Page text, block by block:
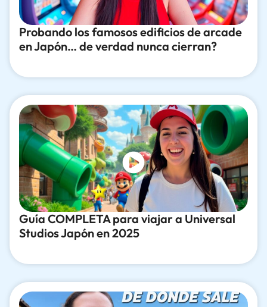
Probando los famosos edificios de arcade
en Japón… de verdad nunca cierran?
Guía COMPLETA para viajar a Universal
Studios Japón en 2025